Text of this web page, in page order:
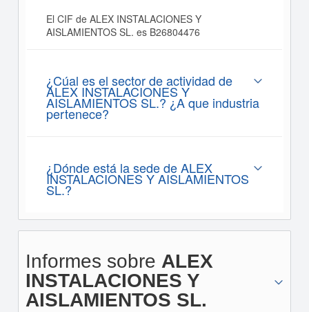
El CIF de ALEX INSTALACIONES Y
AISLAMIENTOS SL. es B26804476
¿Cúal es el sector de actividad de
ALEX INSTALACIONES Y
AISLAMIENTOS SL.? ¿A que industria
pertenece?
¿Dónde está la sede de ALEX
INSTALACIONES Y AISLAMIENTOS
SL.?
Informes sobre ALEX
INSTALACIONES Y
AISLAMIENTOS SL.